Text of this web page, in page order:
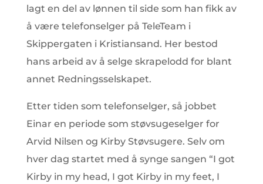
lagt en del av lønnen til side som han fikk av
å være telefonselger på TeleTeam i
Skippergaten i Kristiansand. Her bestod
hans arbeid av å selge skrapelodd for blant
annet Redningsselskapet.
Etter tiden som telefonselger, så jobbet
Einar en periode som støvsugeselger for
Arvid Nilsen og Kirby Støvsugere. Selv om
hver dag startet med å synge sangen “I got
Kirby in my head, I got Kirby in my feet, I